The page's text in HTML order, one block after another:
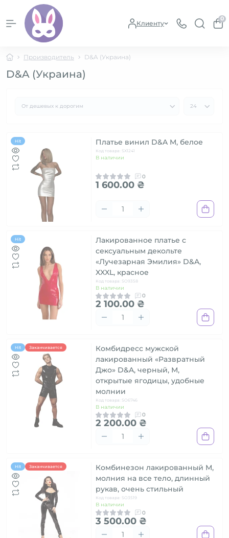
Клиенту
0
Производитель D&A (Украина)
D&A (Украина)
Hit Платье винил D&A M, белое
Код товара: SX1241
В наличии
0
1 600.00 ₴
Hit
Лакированное платье с
сексуальным декольте
«Лучезарная Эмилия» D&A,
XXXL, красное
Код товара: SO9358
В наличии
0
2 100.00 ₴
Hit Заканчивается
Комбидресс мужской
лакированный «Развратный
Джо» D&A, черный, М,
открытые ягодицы, удобные
молнии
Код товара: SO6746
В наличии
0
2 200.00 ₴
Hit Заканчивается
Комбинезон лакированный M,
молния на все тело, длинный
рукав, очень стильный
Код товара: SO3519
В наличии
0
3 500.00 ₴